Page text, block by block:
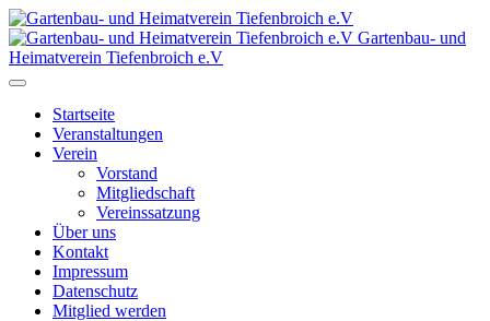
Gartenbau- und
Heimatverein Tiefenbroich e.V
Startseite
Veranstaltungen
Verein
Vorstand
Mitgliedschaft
Vereinssatzung
Über uns
Kontakt
Impressum
Datenschutz
Mitglied werden